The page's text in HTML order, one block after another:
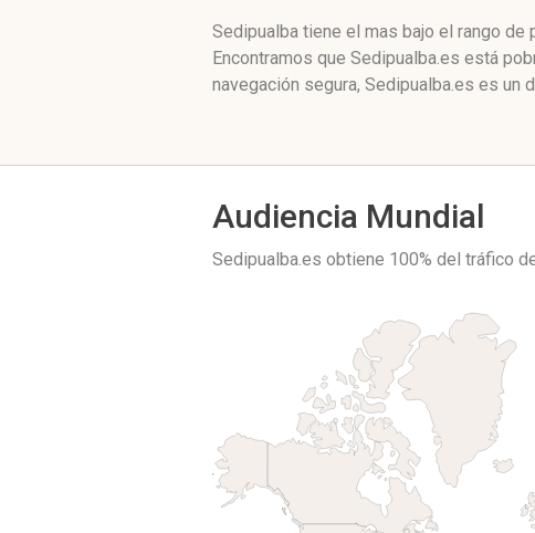
Sedipualba tiene el mas bajo el rango
Encontramos que Sedipualba.es está
navegación segura, Sedipualba.es es
Audiencia Mundial
Sedipualba.es obtiene 100% del tráfico